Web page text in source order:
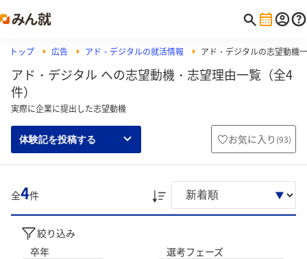
トップ 広告 アド・デジタルの就活情報 アド・デジタルの志望動機
アド・デジタル への志望動機・志望理由一覧（全4
件）
実際に企業に提出した志望動機
体験記を投稿する お気に入り (93)
全4件
絞り込み
卒年
選考フェーズ